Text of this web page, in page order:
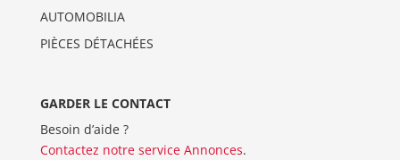
AUTOMOBILIA
PIÈCES DÉTACHÉES
GARDER LE CONTACT
Besoin d’aide ?
Contactez notre service Annonces.